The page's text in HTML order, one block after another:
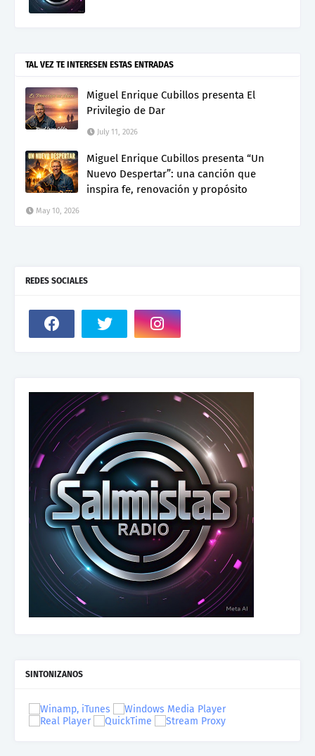
TAL VEZ TE INTERESEN ESTAS ENTRADAS
Miguel Enrique Cubillos presenta El
Privilegio de Dar
July 11, 2026
Miguel Enrique Cubillos presenta “Un
Nuevo Despertar”: una canción que
inspira fe, renovación y propósito
May 10, 2026
REDES SOCIALES
SINTONIZANOS